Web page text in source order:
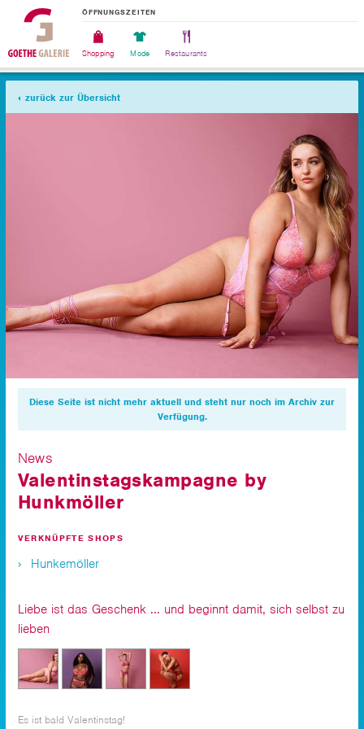
ÖFFNUNGSZEITEN
Shopping Mode Restaurants
zurück zur Übersicht
Diese Seite ist nicht mehr aktuell und steht nur noch im Archiv zur
Verfügung.
News
Valentinstagskampagne by
Hunkmöller
VERKNÜPFTE SHOPS
Hunkemöller
Liebe ist das Geschenk ... und beginnt damit, sich selbst zu
lieben
Es ist bald Valentinstag!